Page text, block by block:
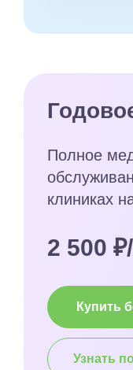
Полное
клиниках
2 500
Купить
Узнать